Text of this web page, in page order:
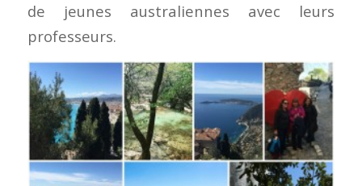
de jeunes australiennes avec leurs
professeurs.